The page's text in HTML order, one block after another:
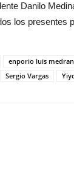
Danilo
los presentes
enporio luis
Sergio Vargas